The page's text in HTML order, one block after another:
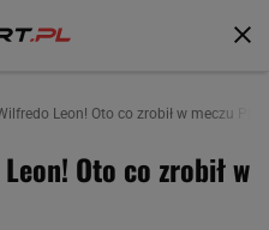
Leon! Oto co zrobił w meczu
Oto co zrobił w